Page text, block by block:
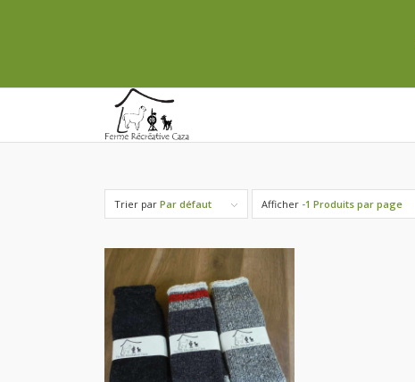
Trier parPar défaut Afficher -1 Produits par page